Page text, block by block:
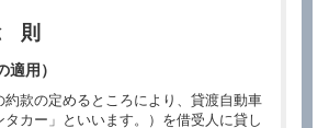
則
適用）
約款の定めるところにより、貸渡自動車
タカー」といいます。）を借受人に貸し